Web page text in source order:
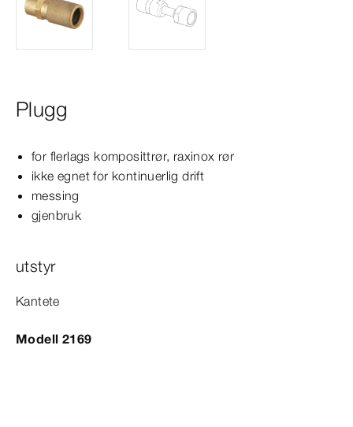
Plugg
for flerlags komposittrør, raxinox rør
ikke egnet for kontinuerlig drift
messing
gjenbruk
utstyr
Kantete
Modell 2169